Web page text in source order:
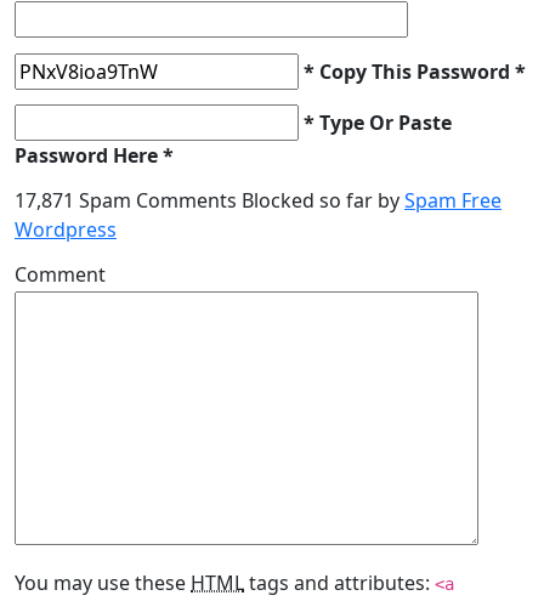
* Copy This Password *
* Type Or Paste
Password Here *
17,871 Spam Comments Blocked so far bySpam Free
Wordpress
Comment
You may use these HTMLtags and attributes: <a